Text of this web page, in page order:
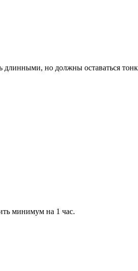
длинными, но должны оставаться
минимум на 1 час.